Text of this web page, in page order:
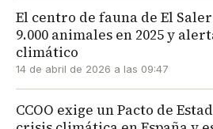
El centro de fauna de El
9.000 animales en 2025 y
climático
14 de abril de 2026 a las 09:47
CCOO exige un Pacto de